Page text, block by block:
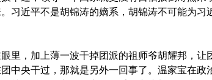
习近平不是胡锦涛的嫡系，胡锦涛不可能为习
里，加上薄一波干掉团派的祖师爷胡耀邦，让
中央干过，那就是另外一回事了。温家宝在政